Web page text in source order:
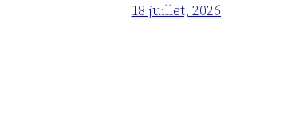
18 juillet, 2026